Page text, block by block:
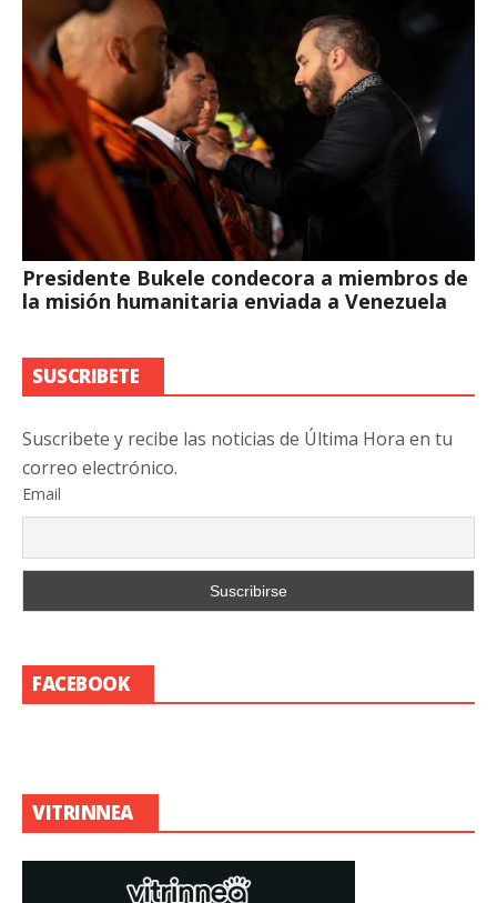
Presidente Bukele condecora a miembros de
la misión humanitaria enviada a Venezuela
SUSCRIBETE
Suscribete y recibe las noticias de Última Hora en tu
correo electrónico.
Email
FACEBOOK
VITRINNEA